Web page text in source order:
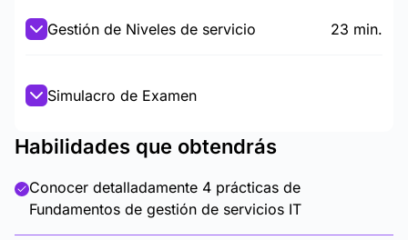
Gestión de Niveles de servicio 23 min.
Simulacro de Examen
Habilidades que obtendrás
Conocer detalladamente 4 prácticas de
Fundamentos de gestión de servicios IT